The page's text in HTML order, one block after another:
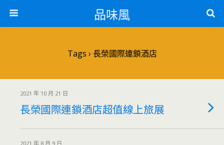
品味風
Tags › 長榮國際連鎖酒店
2021 年 10 月 21 日
長榮國際連鎖酒店超值線上旅展
2021 年 8 月 9 日